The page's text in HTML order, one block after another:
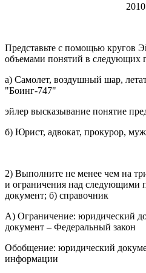
2010
Представьте с помощью кругов
объемами понятий в следующих
а) Самолет, воздушный шар,
"Боинг-747"
эйлер высказывание понятие
б) Юрист, адвокат, прокурор,
2) Выполните не менее чем на
и ограничения над следующими
документ; б) справочник
А) Ограничение: юридический
документ – Федеральный закон
Обобщение: юридический
информации